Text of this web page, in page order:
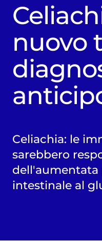
nuovo
Celiachia: le
sarebbero
dell'aumentata
intestinale al